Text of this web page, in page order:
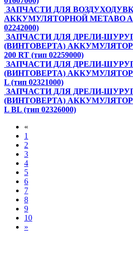
ЗАПЧАСТИ ДЛЯ
АККУМУЛЯТОРНОЙ METABO AG
02242000)
ЗАПЧАСТИ ДЛЯ ДРЕЛИ-
(ВИНТОВЕРТА)
200 RT (тип 02259000)
ЗАПЧАСТИ ДЛЯ ДРЕЛИ-
(ВИНТОВЕРТА)
L (тип 02321000)
ЗАПЧАСТИ ДЛЯ ДРЕЛИ-
(ВИНТОВЕРТА)
L BL (тип 02326000)
«
1
2
3
4
5
6
7
8
9
10
»